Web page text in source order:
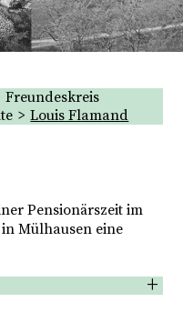
Freundeskreis
Louis Flamand
Pensionärszeit im
Mülhausen eine